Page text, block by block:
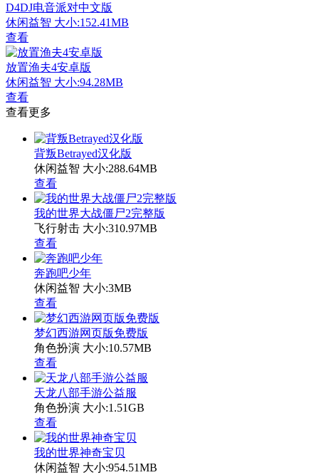
D4DJ电音派对中文版
休闲益智 大小:152.41MB
查看
放置渔夫4安卓版
休闲益智 大小:94.28MB
查看
查看更多
背叛Betrayed汉化版
休闲益智 大小:288.64MB
查看
我的世界大战僵尸2完整版
飞行射击 大小:310.97MB
查看
奔跑吧少年
休闲益智 大小:3MB
查看
梦幻西游网页版免费版
角色扮演 大小:10.57MB
查看
天龙八部手游公益服
角色扮演 大小:1.51GB
查看
我的世界神奇宝贝
休闲益智 大小:954.51MB